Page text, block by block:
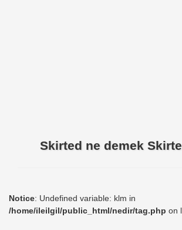
Skirted ne demek
Notice: Undefined variable: klm in
/home/ileilgil/public_html/nedir/tag.php on